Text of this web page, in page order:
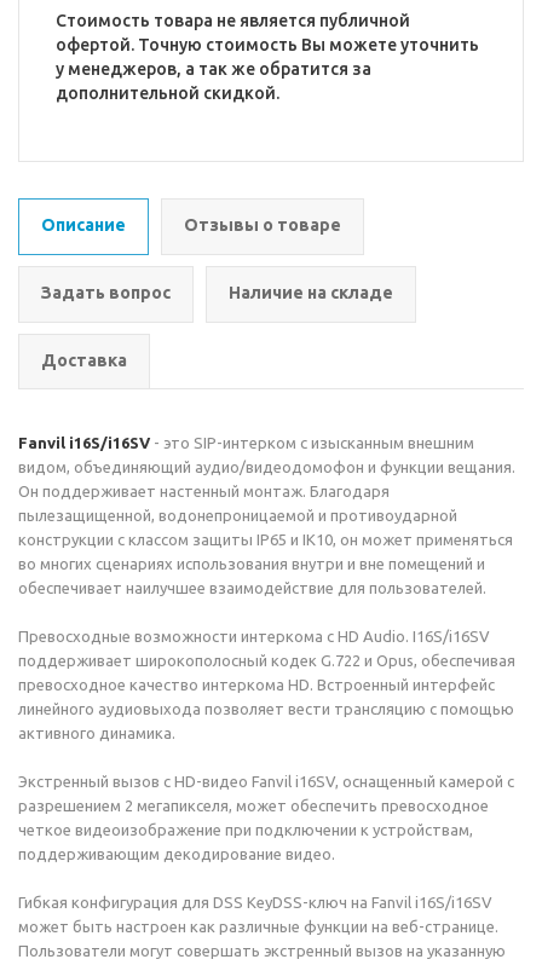
Стоимость товара не является публичной
офертой. Точную стоимость Вы можете уточнить
у менеджеров, а так же обратится за
дополнительной скидкой.
Описание Отзывы о товаре
Задать вопрос Наличие на складе
Доставка
Fanvil i16S/i16SV - это SIP-интерком с изысканным внешним
видом, объединяющий аудио/видеодомофон и функции вещания.
Он поддерживает настенный монтаж. Благодаря
пылезащищенной, водонепроницаемой и противоударной
конструкции с классом защиты IP65 и IK10, он может применяться
во многих сценариях использования внутри и вне помещений и
обеспечивает наилучшее взаимодействие для пользователей.
Превосходные возможности интеркома с HD Audio. I16S/i16SV
поддерживает широкополосный кодек G.722 и Opus, обеспечивая
превосходное качество интеркома HD. Встроенный интерфейс
линейного аудиовыхода позволяет вести трансляцию с помощью
активного динамика.
Экстренный вызов с HD-видео Fanvil i16SV, оснащенный камерой с
разрешением 2 мегапикселя, может обеспечить превосходное
четкое видеоизображение при подключении к устройствам,
поддерживающим декодирование видео.
Гибкая конфигурация для DSS KeyDSS-ключ на Fanvil i16S/i16SV
может быть настроен как различные функции на веб-странице.
Пользователи могут совершать экстренный вызов на указанную